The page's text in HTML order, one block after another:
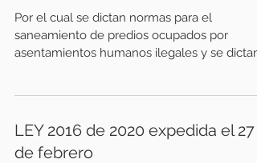
Por el cual se dictan normas para el
saneamiento de predios ocupados por
asentamientos humanos ilegales y se dictan
LEY 2016 de 2020 expedida el 27
de febrero